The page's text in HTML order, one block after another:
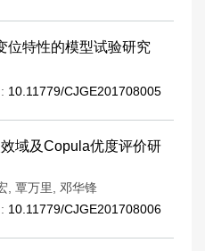
位特性的模型试验研究
10.11779/CJGE201708005
域及Copula优度评价研
覃万里
邓华锋
10.11779/CJGE201708006